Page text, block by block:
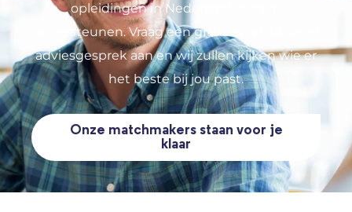
opleidingen in Nederland mogen
ondersteunen. Vraag een gratis en vrijblijvend
adviesgesprek aan en wij zullen kijken wie er
het beste bij jou past.
Onze matchmakers staan voor je
klaar